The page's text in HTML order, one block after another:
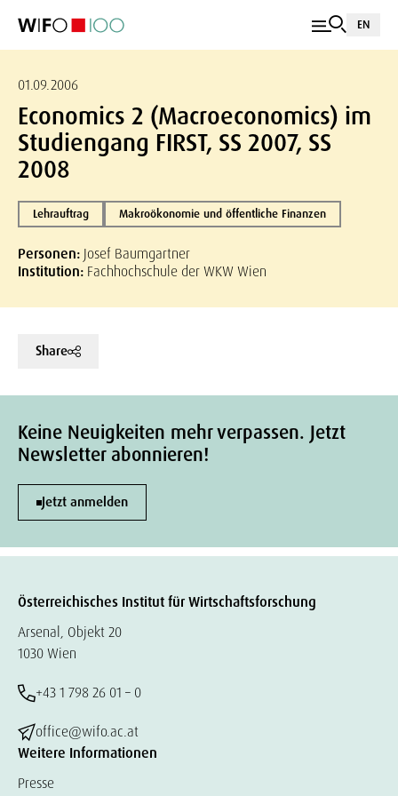
EN
01.09.2006
Economics 2 (Macroeconomics) im
Studiengang FIRST, SS 2007, SS
2008
Lehrauftrag Makroökonomie und öffentliche Finanzen
Personen: Josef Baumgartner
Institution: Fachhochschule der WKW Wien
Share
Keine Neuigkeiten mehr verpassen. Jetzt
Newsletter abonnieren!
Jetzt anmelden
Österreichisches Institut für Wirtschaftsforschung
Arsenal, Objekt 20
1030 Wien
+43 1 798 26 01 – 0
office@wifo.ac.at
Weitere Informationen
Presse